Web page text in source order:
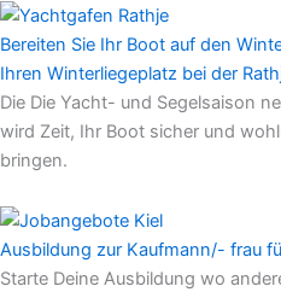
Bereiten Sie Ihr Boot auf den
Ihren Winterliegeplatz bei der
Die Die Yacht- und Segelsaison
wird Zeit, Ihr Boot sicher und
bringen.
Ausbildung zur Kaufmann/- frau
Starte Deine Ausbildung wo